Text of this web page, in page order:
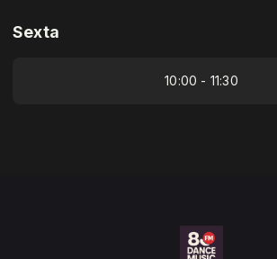
Sexta
10:00 - 11:30